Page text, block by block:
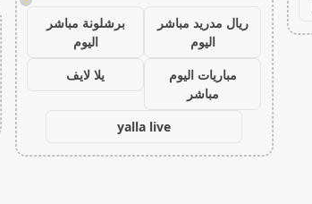
ريال مدريد مباشر
اليوم
برشلونة مباشر
اليوم
مباريات اليوم
مباشر
يلا لايف
yalla live